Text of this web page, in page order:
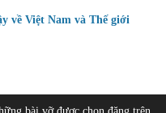
về Việt Nam và Thế giới